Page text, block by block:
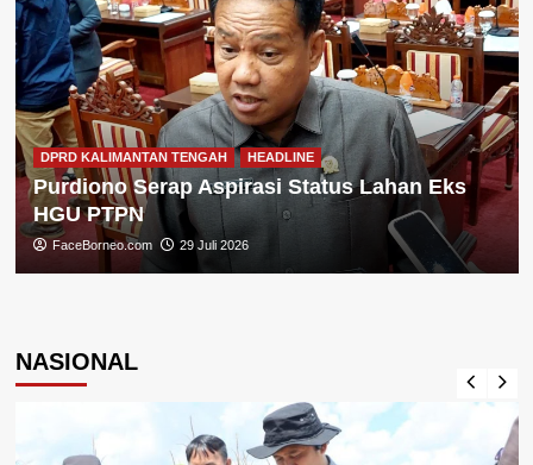
DPRD KALIMANTAN TENGAH HEADLINE
Purdiono Serap Aspirasi Status Lahan Eks
HGU PTPN
FaceBorneo.com 29 Juli 2026
NASIONAL